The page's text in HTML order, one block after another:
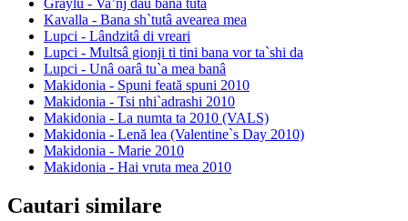
Kavalla - Bana sh`tutâ avearea mea
Lupci - Lândzitâ di vreari
Lupci - Multsâ gionji ti tini bana vor ta`shi da
Lupci - Unâ oarâ tu`a mea banâ
Makidonia - Spuni feată spuni 2010
Makidonia - Tsi nhi`adrashi 2010
Makidonia - La numta ta 2010 (VALS)
Makidonia - Lenă lea (Valentine`s Day 2010)
Makidonia - Marie 2010
Makidonia - Hai vruta mea 2010
Cautari similare